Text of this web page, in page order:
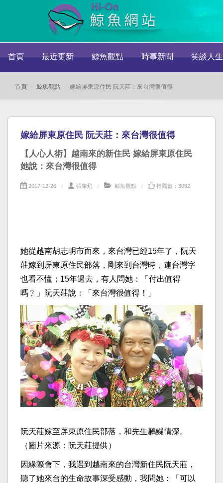
首頁 最近更新 鯨魚觀點 時事新聞 笑談人生
首頁 鯨魚觀點 嫁給屏東原住民 阮天莊：來台灣很值得
嫁給屏東原住民 阮天莊：來台灣很值得
【人心人術】越南來的新住民 嫁給屏東原住民
她說：來台灣很值得
2017-12-26 張肇烜 鯨魚觀點 推薦數：3092
她從越南胡志明市而來，來台灣已經15年了，阮天
莊嫁到屏東原住民部落，剛來到台灣時，連台灣字
也看不懂；15年過去，有人問她：「付出值得
嗎﹖」阮天莊說：「來台灣很值得！」
阮天莊嫁至屏東原住民部落，和先生鶼鰈情深。
（圖片來源：阮天莊提供）
因緣際會下，我遇到越南來的台灣新住民阮天莊，
聽了她來台的生命故事深受感動，我問她：「可以